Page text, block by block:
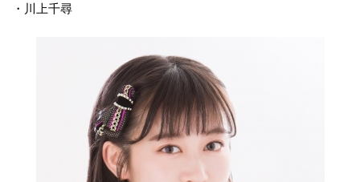
・川上千尋